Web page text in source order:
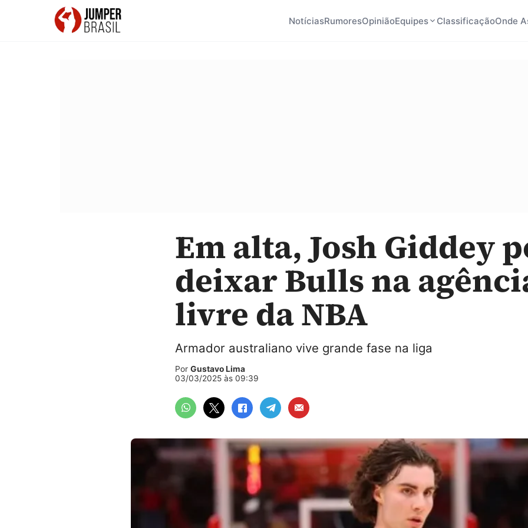
NotíciasRumoresOpiniãoEquipes ClassificaçãoOnde
Em alta, Josh Giddey
deixar Bulls na
livre da NBA
Armador australiano vive grande fase na liga
Por Gustavo Lima
03/03/2025 às 09:39